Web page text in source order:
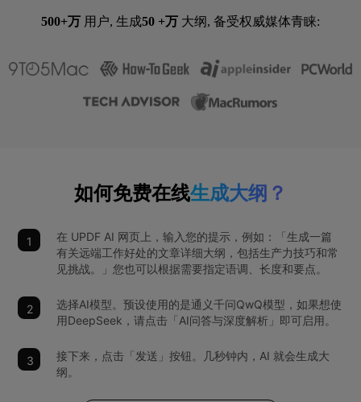
500+万 用户, 生成50 +万 大纲, 备受权威媒体青睐:
如何免费在线生成大纲？
在 UPDF AI 网页上，输入您的提示，例如：「生成一篇
有关远端工作好处的文章详细大纲，包括生产力技巧和常
见挑战。」您也可以根据需要指定语调、长度和要点。
选择AI模型。预设使用的是通义千问QwQ模型，如果想使
用DeepSeek，请点击「AI问答与深度解析」即可启用。
接下来，点击「发送」按钮。几秒钟内，AI 就会生成大
纲。